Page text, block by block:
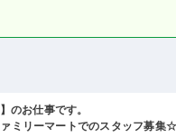
のお仕事です。
ミリーマートでのスタッフ募集